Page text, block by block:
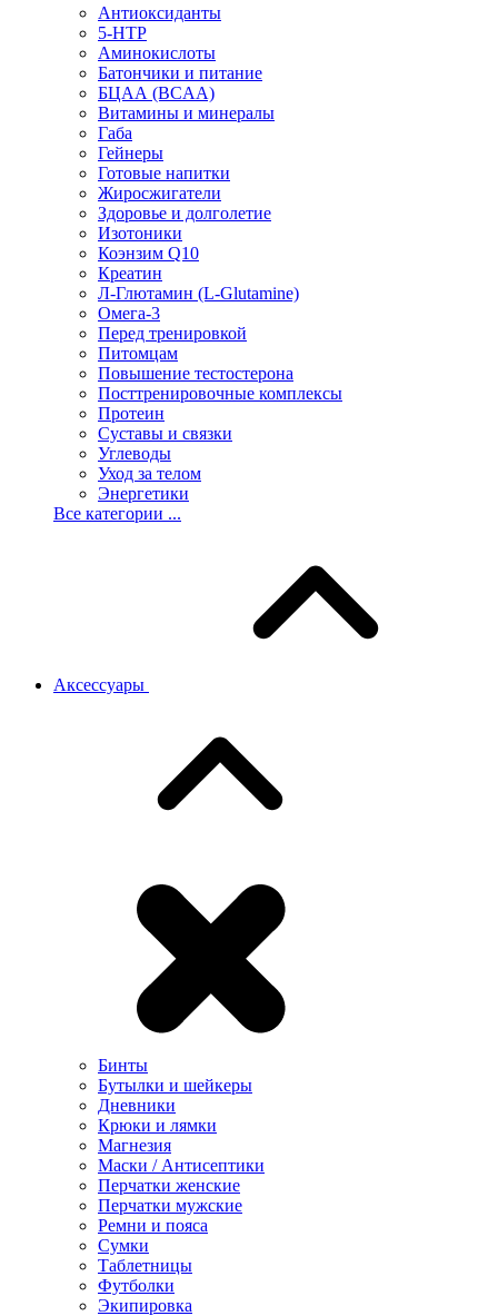
Антиоксиданты
5-HTP
Аминокислоты
Батончики и питание
БЦАА (BCAA)
Витамины и минералы
Габа
Гейнеры
Готовые напитки
Жиросжигатели
Здоровье и долголетие
Изотоники
Коэнзим Q10
Креатин
Л-Глютамин (L-Glutamine)
Омега-3
Перед тренировкой
Питомцам
Повышение тестостерона
Посттренировочные комплексы
Протеин
Суставы и связки
Углеводы
Уход за телом
Энергетики
Все категории ...
Аксессуары
Бинты
Бутылки и шейкеры
Дневники
Крюки и лямки
Магнезия
Маски / Антисептики
Перчатки женские
Перчатки мужские
Ремни и пояса
Сумки
Таблетницы
Футболки
Экипировка